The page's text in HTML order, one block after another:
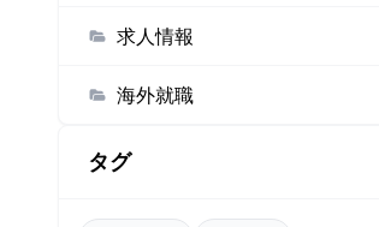
求人情報
海外就職
タグ